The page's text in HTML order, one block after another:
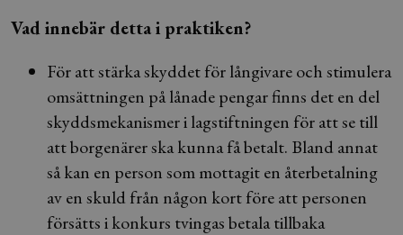
Vad innebär detta i praktiken?
För att stärka skyddet för långivare och stimulera
omsättningen på lånade pengar finns det en del
skyddsmekanismer i lagstiftningen för att se till
att borgenärer ska kunna få betalt. Bland annat
så kan en person som mottagit en återbetalning
av en skuld från någon kort före att personen
försätts i konkurs tvingas betala tillbaka